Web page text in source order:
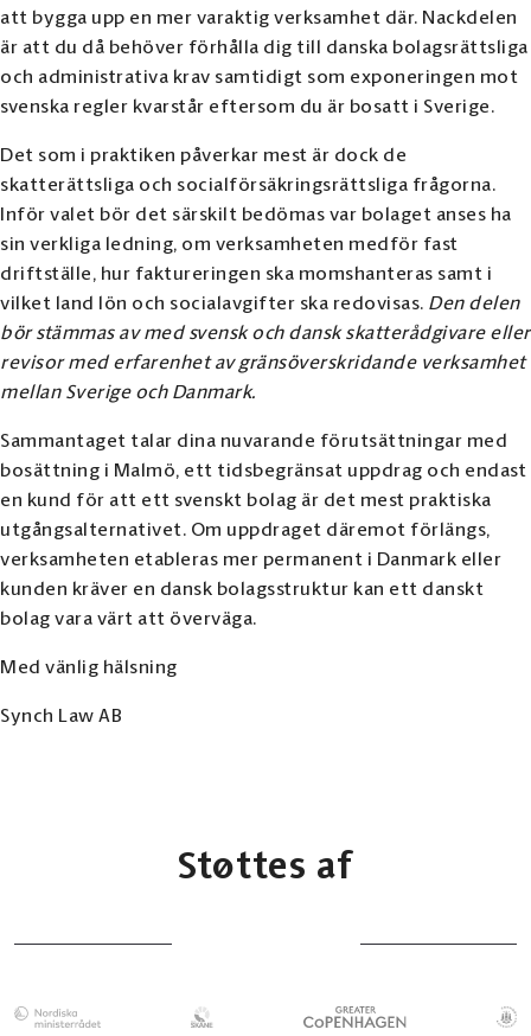
att bygga upp en mer varaktig verksamhet där. Nackdelen
är att du då behöver förhålla dig till danska bolagsrättsliga
och administrativa krav samtidigt som exponeringen mot
svenska regler kvarstår eftersom du är bosatt i Sverige.
Det som i praktiken påverkar mest är dock de
skatterättsliga och socialförsäkringsrättsliga frågorna.
Inför valet bör det särskilt bedömas var bolaget anses ha
sin verkliga ledning, om verksamheten medför fast
driftställe, hur faktureringen ska momshanteras samt i
vilket land lön och socialavgifter ska redovisas. Den delen
bör stämmas av med svensk och dansk skatterådgivare eller
revisor med erfarenhet av gränsöverskridande verksamhet
mellan Sverige och Danmark.
Sammantaget talar dina nuvarande förutsättningar med
bosättning i Malmö, ett tidsbegränsat uppdrag och endast
en kund för att ett svenskt bolag är det mest praktiska
utgångsalternativet. Om uppdraget däremot förlängs,
verksamheten etableras mer permanent i Danmark eller
kunden kräver en dansk bolagsstruktur kan ett danskt
bolag vara värt att överväga.
Med vänlig hälsning
Synch Law AB
Støttes af